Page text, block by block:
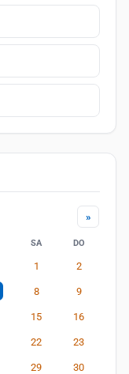
»
SA DO
1 2
8 9
15 16
22 23
29 30